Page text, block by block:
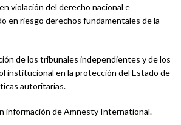
violación del derecho nacional e
en riesgo derechos fundamentales de la
de los tribunales independientes y de los
institucional en la protección del Estado de
autoritarias.
información de Amnesty International.